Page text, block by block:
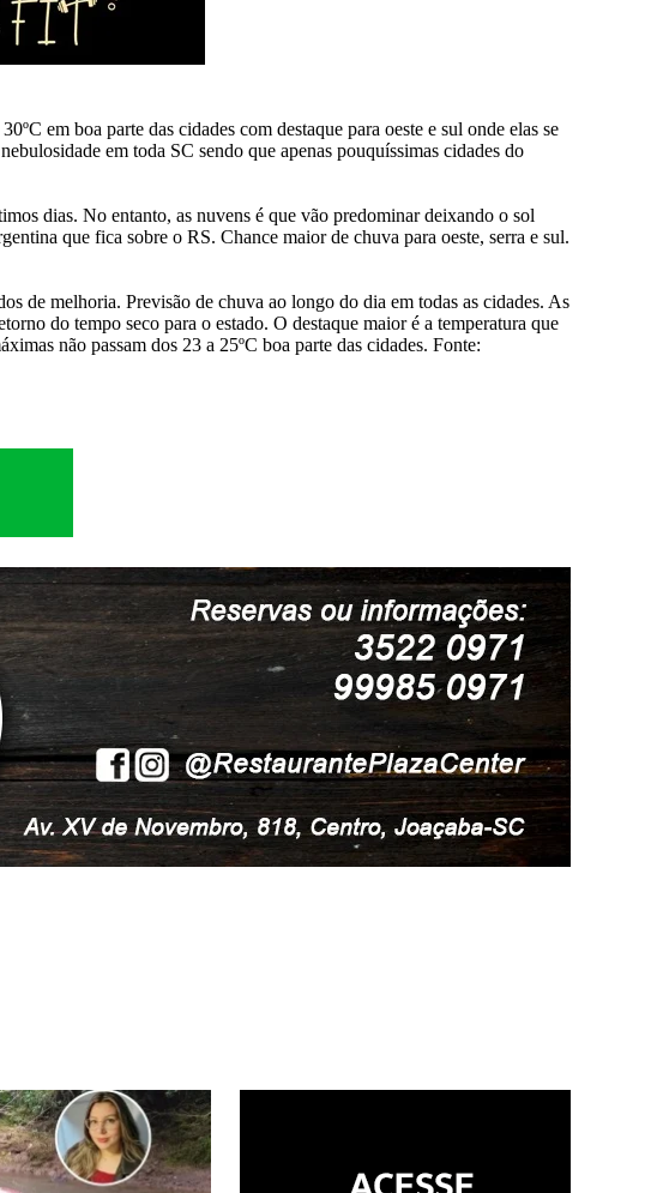
em boa parte das cidades com destaque para oeste e sul onde elas se
em toda SC sendo que apenas pouquíssimas cidades do
dias. No entanto, as nuvens é que vão predominar deixando o sol
que fica sobre o RS. Chance maior de chuva para oeste, serra e sul.
de melhoria. Previsão de chuva ao longo do dia em todas as cidades. As
do tempo seco para o estado. O destaque maior é a temperatura que
não passam dos 23 a 25ºC boa parte das cidades. Fonte: